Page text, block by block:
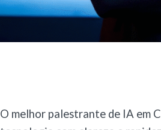
O melhor palestrante de IA em